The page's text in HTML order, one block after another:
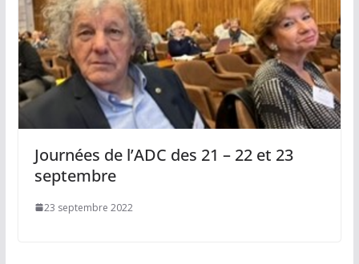
Journées de l’ADC des 21 – 22 et 23
septembre
23 septembre 2022